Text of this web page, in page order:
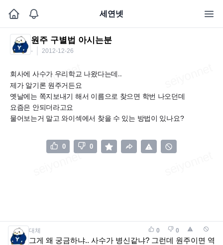
세연넷
원주 구별법 아시는분
- 2012-12-26
회사에 사수가 우리학교 나왔다는데..
제가 알기론 원주거든요
옛날에는 쪽지보내기 해서 이름으로 찾으면 학번 나오던데
요즘은 안되더라고요
물어보는거 말고 와이섹에서 찾을 수 있는 방법이 있나요?
0 0
대체 0 0
그게 왜 궁금하냐.. 사수가 병신같냐? 그런데 원주이면 역